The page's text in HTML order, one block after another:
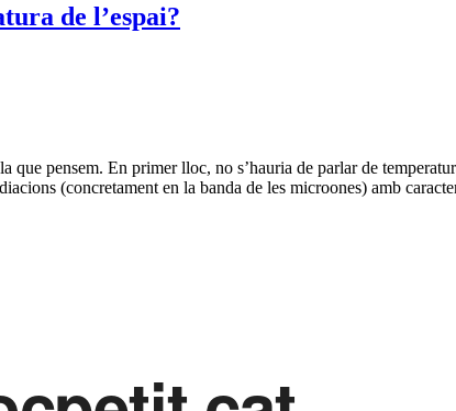
de l’espai?
que pensem. En primer lloc, no s’hauria de parlar de
(concretament en la banda de les microones) amb